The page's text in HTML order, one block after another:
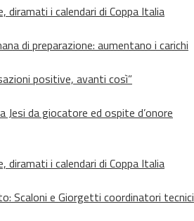
diramati i calendari di Coppa Italia
di preparazione: aumentano i carichi
positive, avanti così”
Jesi da giocatore ed ospite d’onore
diramati i calendari di Coppa Italia
Scaloni e Giorgetti coordinatori tecnici